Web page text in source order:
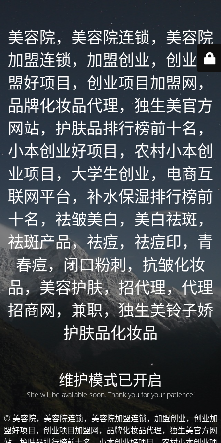
美容院，美容院连锁，美容院
加盟连锁，加盟创业，创业加
盟好项目，创业项目加盟网，
品牌化妆品代理，独生美官方
网站，护肤品排行榜前十名，
小本创业好项目，农村小本创
业项目，大学生创业，电商互
联网平台，补水保湿排行榜前
十名，祛皱美白，美白祛斑，
祛斑产品，祛痘，祛痘印，青
春痘，闭口粉刺，抗皱化妆
品，美容护肤，招代理，代理
招商网，兼职，独生美铃子娇
护肤品化妆品
维护模式已开启
Site will be available soon. Thank you for your patience!
© 美容院，美容院连锁，美容院加盟连锁，加盟创业，创业加
盟好项目，创业项目加盟网，品牌化妆品代理，独生美官方网